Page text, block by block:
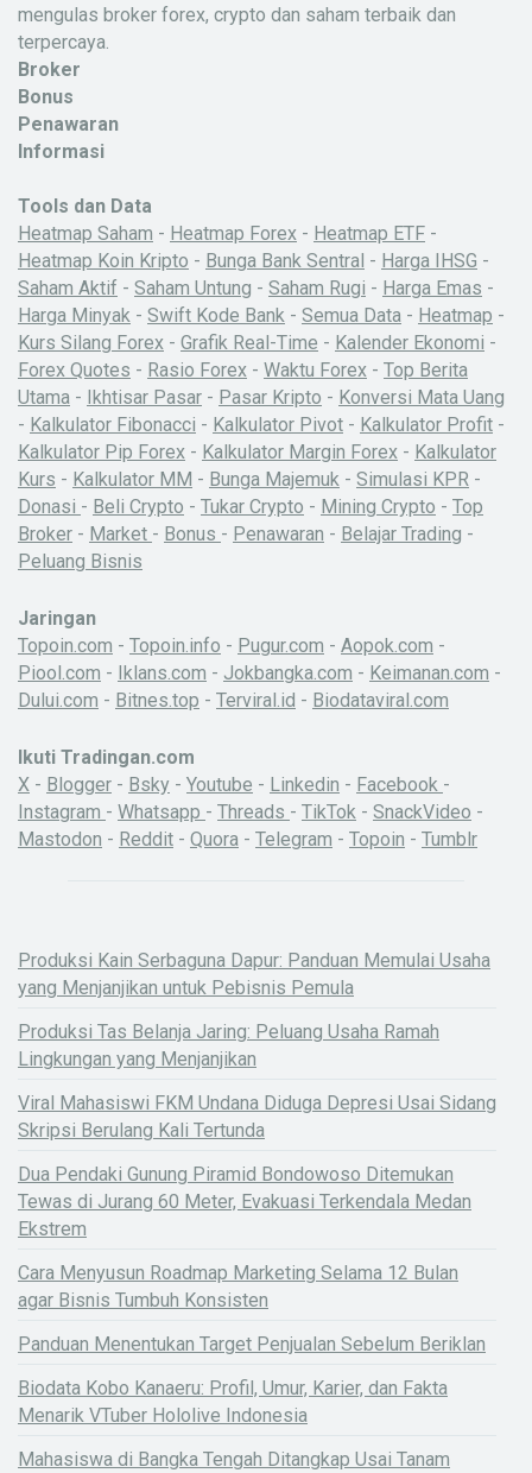
mengulas broker forex, crypto dan saham terbaik dan
terpercaya.
Broker
Bonus
Penawaran
Informasi
Tools dan Data
Heatmap Saham - Heatmap Forex - Heatmap ETF -
Heatmap Koin Kripto - Bunga Bank Sentral - Harga IHSG -
Saham Aktif - Saham Untung - Saham Rugi - Harga Emas -
Harga Minyak - Swift Kode Bank - Semua Data - Heatmap -
Kurs Silang Forex - Grafik Real-Time - Kalender Ekonomi -
Forex Quotes - Rasio Forex - Waktu Forex - Top Berita
Utama - Ikhtisar Pasar - Pasar Kripto - Konversi Mata Uang
- Kalkulator Fibonacci - Kalkulator Pivot - Kalkulator Profit -
Kalkulator Pip Forex - Kalkulator Margin Forex - Kalkulator
Kurs - Kalkulator MM - Bunga Majemuk - Simulasi KPR -
Donasi - Beli Crypto - Tukar Crypto - Mining Crypto - Top
Broker - Market - Bonus - Penawaran - Belajar Trading -
Peluang Bisnis
Jaringan
Topoin.com - Topoin.info - Pugur.com - Aopok.com -
Piool.com - Iklans.com - Jokbangka.com - Keimanan.com -
Dului.com - Bitnes.top - Terviral.id - Biodataviral.com
Ikuti Tradingan.com
X - Blogger - Bsky - Youtube - Linkedin - Facebook -
Instagram - Whatsapp - Threads - TikTok - SnackVideo -
Mastodon - Reddit - Quora - Telegram - Topoin - Tumblr
Produksi Kain Serbaguna Dapur: Panduan Memulai Usaha
yang Menjanjikan untuk Pebisnis Pemula
Produksi Tas Belanja Jaring: Peluang Usaha Ramah
Lingkungan yang Menjanjikan
Viral Mahasiswi FKM Undana Diduga Depresi Usai Sidang
Skripsi Berulang Kali Tertunda
Dua Pendaki Gunung Piramid Bondowoso Ditemukan
Tewas di Jurang 60 Meter, Evakuasi Terkendala Medan
Ekstrem
Cara Menyusun Roadmap Marketing Selama 12 Bulan
agar Bisnis Tumbuh Konsisten
Panduan Menentukan Target Penjualan Sebelum Beriklan
Biodata Kobo Kanaeru: Profil, Umur, Karier, dan Fakta
Menarik VTuber Hololive Indonesia
Mahasiswa di Bangka Tengah Ditangkap Usai Tanam